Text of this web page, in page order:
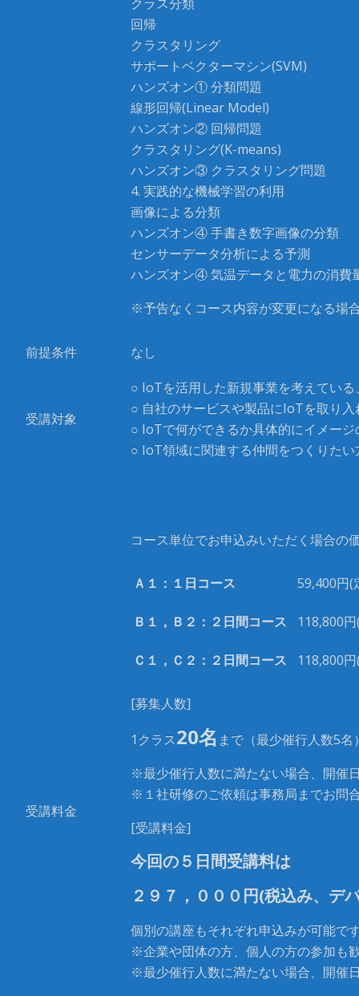
クラス分類
回帰
クラスタリング
サポートベクターマシン(SVM)
ハンズオン① 分類問題
線形回帰(Linear Model)
ハンズオン② 回帰問題
クラスタリング(K-means)
ハンズオン③ クラスタリング問題
4. 実践的な機械学習の利用
画像による分類
ハンズオン④ 手書き数字画像の分類
センサーデータ分析による予測
ハンズオン④ 気温データと電力の消費
※予告なくコース内容が変更になる場
前提条件 なし
受講対象
○ IoTを活用した新規事業を考えてい
○ 自社のサービスや製品にIoTを取り入
○ IoTで何ができるか具体的にイメー
○ IoT領域に関連する仲間をつくりたい
受講料金
コース単位でお申込みいただく場合の
Ａ１：１日コース 59,400円(
Ｂ１，Ｂ２：２日間コース 118,800
Ｃ１，Ｃ２：２日間コース 118,800
[募集人数]
1クラス20名 まで（最少催行人数5名
※最少催行人数に満たない場合、開催
※１社研修のご依頼は事務局までお問
[受講料金]
今回の５日間受講料は
２９７，０００円(税込み、 デ
個別の講座もそれぞれ申込みが可能で
※企業や団体の方、個人の方の参加も
※最少催行人数に満たない場合、開催